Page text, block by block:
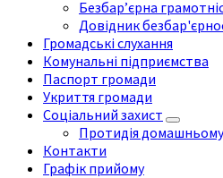
Безбар’єрна
Довідник
Громадські слухання
Комунальні підприємства
Паспорт громади
Укриття громади
Соціальний захист
Протидія
Контакти
Графік прийому